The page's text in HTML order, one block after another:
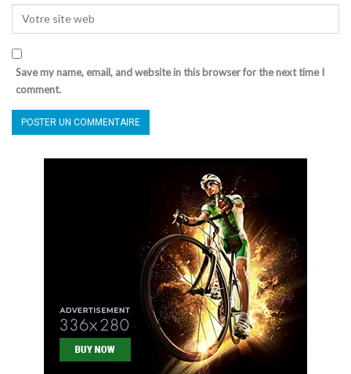
Save my name, email, and website in this browser for the next time I
comment.